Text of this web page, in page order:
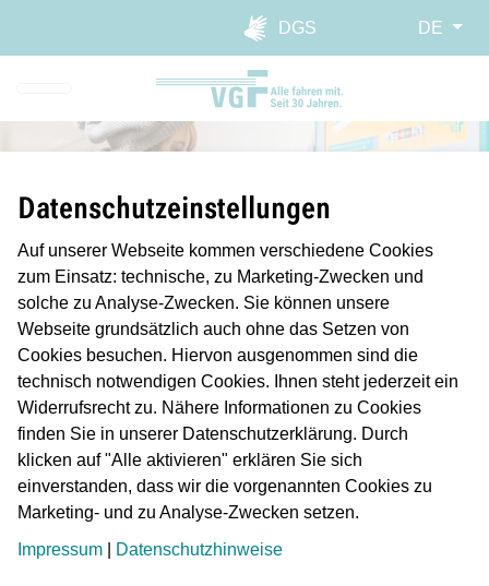
Direkt zur Hauptnavigation
Direkt zum Inhalt springen
Webseiten-Barriere melden
DGS
DE
RMV-Monatskarten
Einen Monat beliebig oft mit Bussen
und Bahnen im Frankfurter
Stadtgebiet (inkl. Flughafen) fahren:
Datenschutzeinstellungen
Auf unserer Webseite kommen verschiedene Cookies
zum Einsatz: technische, zu Marketing-Zwecken und
solche zu Analyse-Zwecken. Sie können unsere
Webseite grundsätzlich auch ohne das Setzen von
Cookies besuchen. Hiervon ausgenommen sind die
technisch notwendigen Cookies. Ihnen steht jederzeit ein
Widerrufsrecht zu. Nähere Informationen zu Cookies
finden Sie in unserer Datenschutzerklärung. Durch
klicken auf "Alle aktivieren" erklären Sie sich
einverstanden, dass wir die vorgenannten Cookies zu
Marketing- und zu Analyse-Zwecken setzen.
Impressum
Datenschutzhinweise